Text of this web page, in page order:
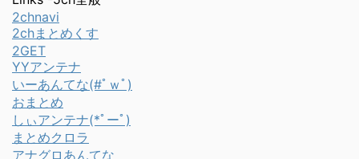
2chnavi
2chまとめくす
2GET
YYアンテナ
いーあんてな(#ﾟｗﾟ)
おまとめ
しぃアンテナ(*ﾟーﾟ)
まとめクロラ
アナグロあんてな